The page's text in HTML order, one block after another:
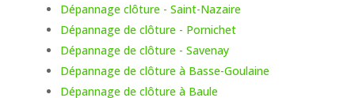
Dépannage clôture - Saint-Nazaire
Dépannage de clôture - Pornichet
Dépannage de clôture - Savenay
Dépannage de clôture à Basse-Goulaine
Dépannage de clôture à Baule